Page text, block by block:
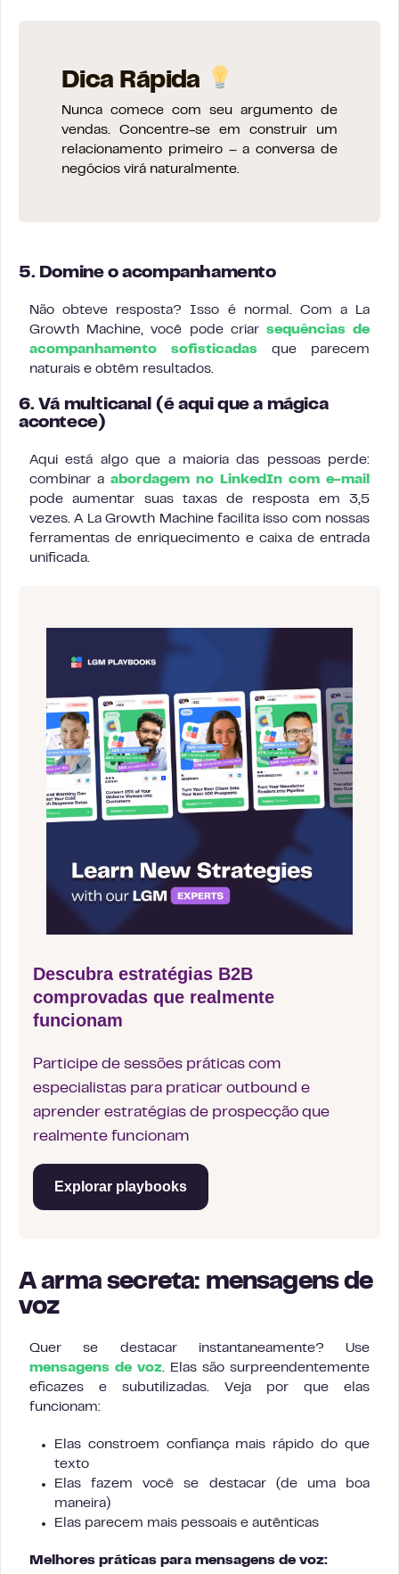
Dica Rápida
Nunca comece com seu argumento de
vendas. Concentre-se em construir um
relacionamento primeiro – a conversa de
negócios virá naturalmente.
5. Domine o acompanhamento
Não obteve resposta? Isso é normal. Com a La
Growth Machine, você pode criar sequências de
acompanhamento sofisticadas que parecem
naturais e obtêm resultados.
6. Vá multicanal (é aqui que a mágica
acontece)
Aqui está algo que a maioria das pessoas perde:
combinar a abordagem no LinkedIn com e-mail
pode aumentar suas taxas de resposta em 3,5
vezes. A La Growth Machine facilita isso com nossas
ferramentas de enriquecimento e caixa de entrada
unificada.
Descubra estratégias B2B
comprovadas que realmente
funcionam
Participe de sessões práticas com
especialistas para praticar outbound e
aprender estratégias de prospecção que
realmente funcionam
Explorar playbooks
A arma secreta: mensagens de
voz
Quer se destacar instantaneamente? Use
mensagens de voz. Elas são surpreendentemente
eficazes e subutilizadas. Veja por que elas
funcionam:
Elas constroem confiança mais rápido do que
texto
Elas fazem você se destacar (de uma boa
maneira)
Elas parecem mais pessoais e autênticas
Melhores práticas para mensagens de voz: